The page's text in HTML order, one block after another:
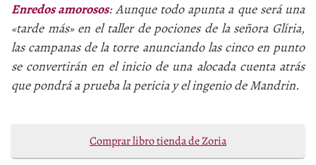
Enredos amorosos: Aunque todo apunta a que será una
«tarde más»en el taller de pociones de la señora Glíria,
las campanas de la torre anunciando las cinco en punto
se convertirán en el inicio de una alocada cuenta atrás
que pondrá a prueba la pericia y el ingenio de Mandrin.
Comprar libro tienda de Zoria